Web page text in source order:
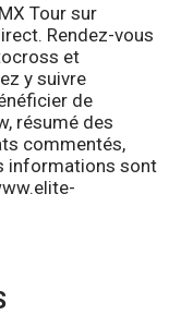
Tour sur
Rendez-vous
et
y suivre
de
résumé des
commentés,
informations sont